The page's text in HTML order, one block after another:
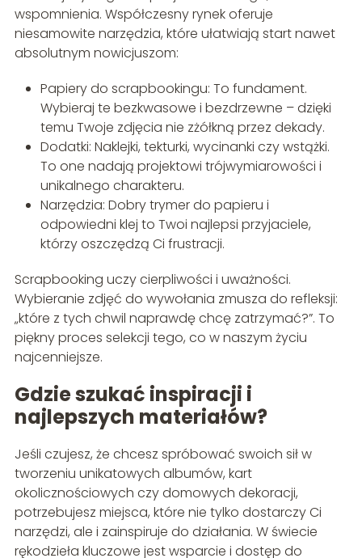
wspomnienia. Współczesny rynek oferuje
niesamowite narzędzia, które ułatwiają start nawet
absolutnym nowicjuszom:
Papiery do scrapbookingu: To fundament.
Wybieraj te bezkwasowe i bezdrzewne – dzięki
temu Twoje zdjęcia nie zżółkną przez dekady.
Dodatki: Naklejki, tekturki, wycinanki czy wstążki.
To one nadają projektowi trójwymiarowości i
unikalnego charakteru.
Narzędzia: Dobry trymer do papieru i
odpowiedni klej to Twoi najlepsi przyjaciele,
którzy oszczędzą Ci frustracji.
Scrapbooking uczy cierpliwości i uważności.
Wybieranie zdjęć do wywołania zmusza do refleksji:
„które z tych chwil naprawdę chcę zatrzymać?”. To
piękny proces selekcji tego, co w naszym życiu
najcenniejsze.
Gdzie szukać inspiracji i
najlepszych materiałów?
Jeśli czujesz, że chcesz spróbować swoich sił w
tworzeniu unikatowych albumów, kart
okolicznościowych czy domowych dekoracji,
potrzebujesz miejsca, które nie tylko dostarczy Ci
narzędzi, ale i zainspiruje do działania. W świecie
rękodzieła kluczowe jest wsparcie i dostęp do